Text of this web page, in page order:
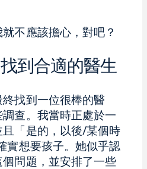
不應該擔心，對吧？
到合適的醫生
找到一位很棒的醫
查。我當時正處於一
「是的，以後/某個時
實想要孩子。她似乎認
問題，並安排了一些